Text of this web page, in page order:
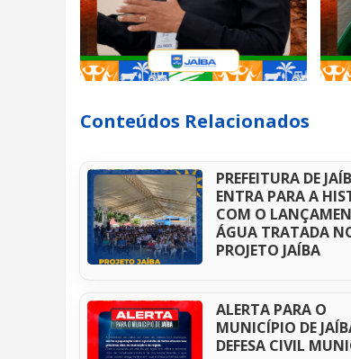
Conteúdos Relacionados
PREFEITURA DE
ENTRA PARA A
COM O
ÁGUA TRATADA
PROJETO JAÍBA
ALERTA PARA O
MUNICÍPIO DE
DEFESA CIVIL